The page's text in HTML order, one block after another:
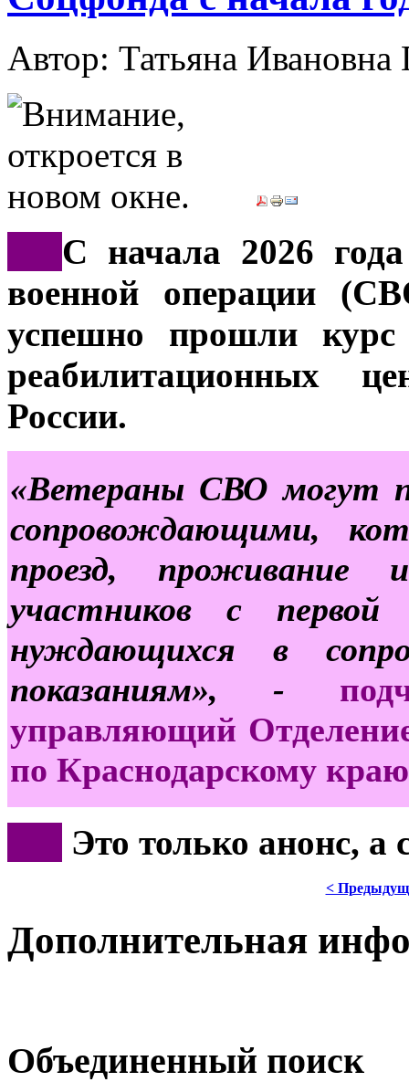
Автор: Татьяна
С начала 2026
военной операции
успешно прошли курс
реабилитационных
России.
«Ветераны СВО могут
сопровождающими,
проезд,
участников с первой
нуждающихся в
показаниям», -
управляющий
по Краснодарскому краю
Это только анонс,
<
Дополнительная
Объединенный поиск